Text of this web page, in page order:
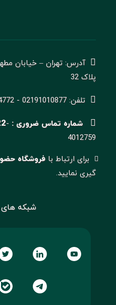
آدرس: تهران – خیابان
پلاک 32
تلفن: 02191010877 - 02154772
شماره تماس ضروری : -
4012759
برای ارتباط با فروشگاه
گیری نمایید.
شبکه های